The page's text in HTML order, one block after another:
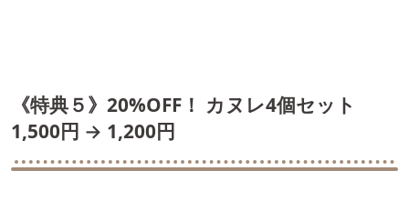
《特典５》20%OFF！ カヌレ4個セット
1,500円 → 1,200円